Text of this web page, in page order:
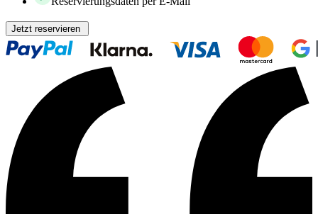
Jetzt reservieren